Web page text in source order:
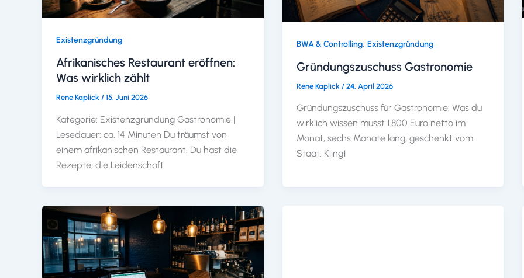
Existenzgründung
Afrikanisches Restaurant eröffnen:
Was wirklich zählt
Rene Kaplick / 15. Juni 2026
Kategorie: Existenzgründung Gastronomie |
Lesedauer: ca. 14 Minuten Du träumst von
einem afrikanischen Restaurant. Du hast die
Rezepte, die Leidenschaft
BWA & Controlling, Existenzgründung
Gründungszuschuss Gastronomie
Rene Kaplick / 24. April 2026
Gründungszuschuss für Gastronomie: Was du
wirklich wissen musst 1.800 Euro netto im
Monat, sechs Monate lang, geschenkt vom
Staat. Klingt